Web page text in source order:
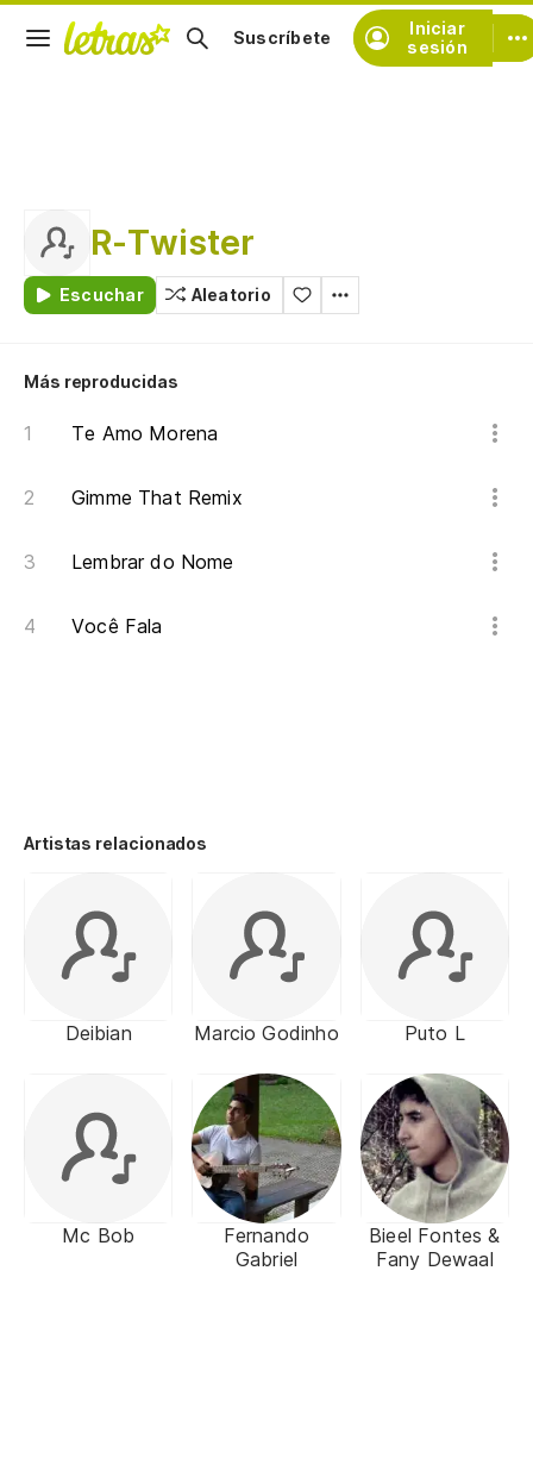
Iniciar
sesión
Suscríbete
R-Twister
Escuchar Aleatorio
Más reproducidas
Te Amo Morena
Gimme That Remix
Lembrar do Nome
Você Fala
Artistas relacionados
Deibian Marcio Godinho Puto L
Mc Bob
Fernando
Gabriel
Bieel Fontes &
Fany Dewaal